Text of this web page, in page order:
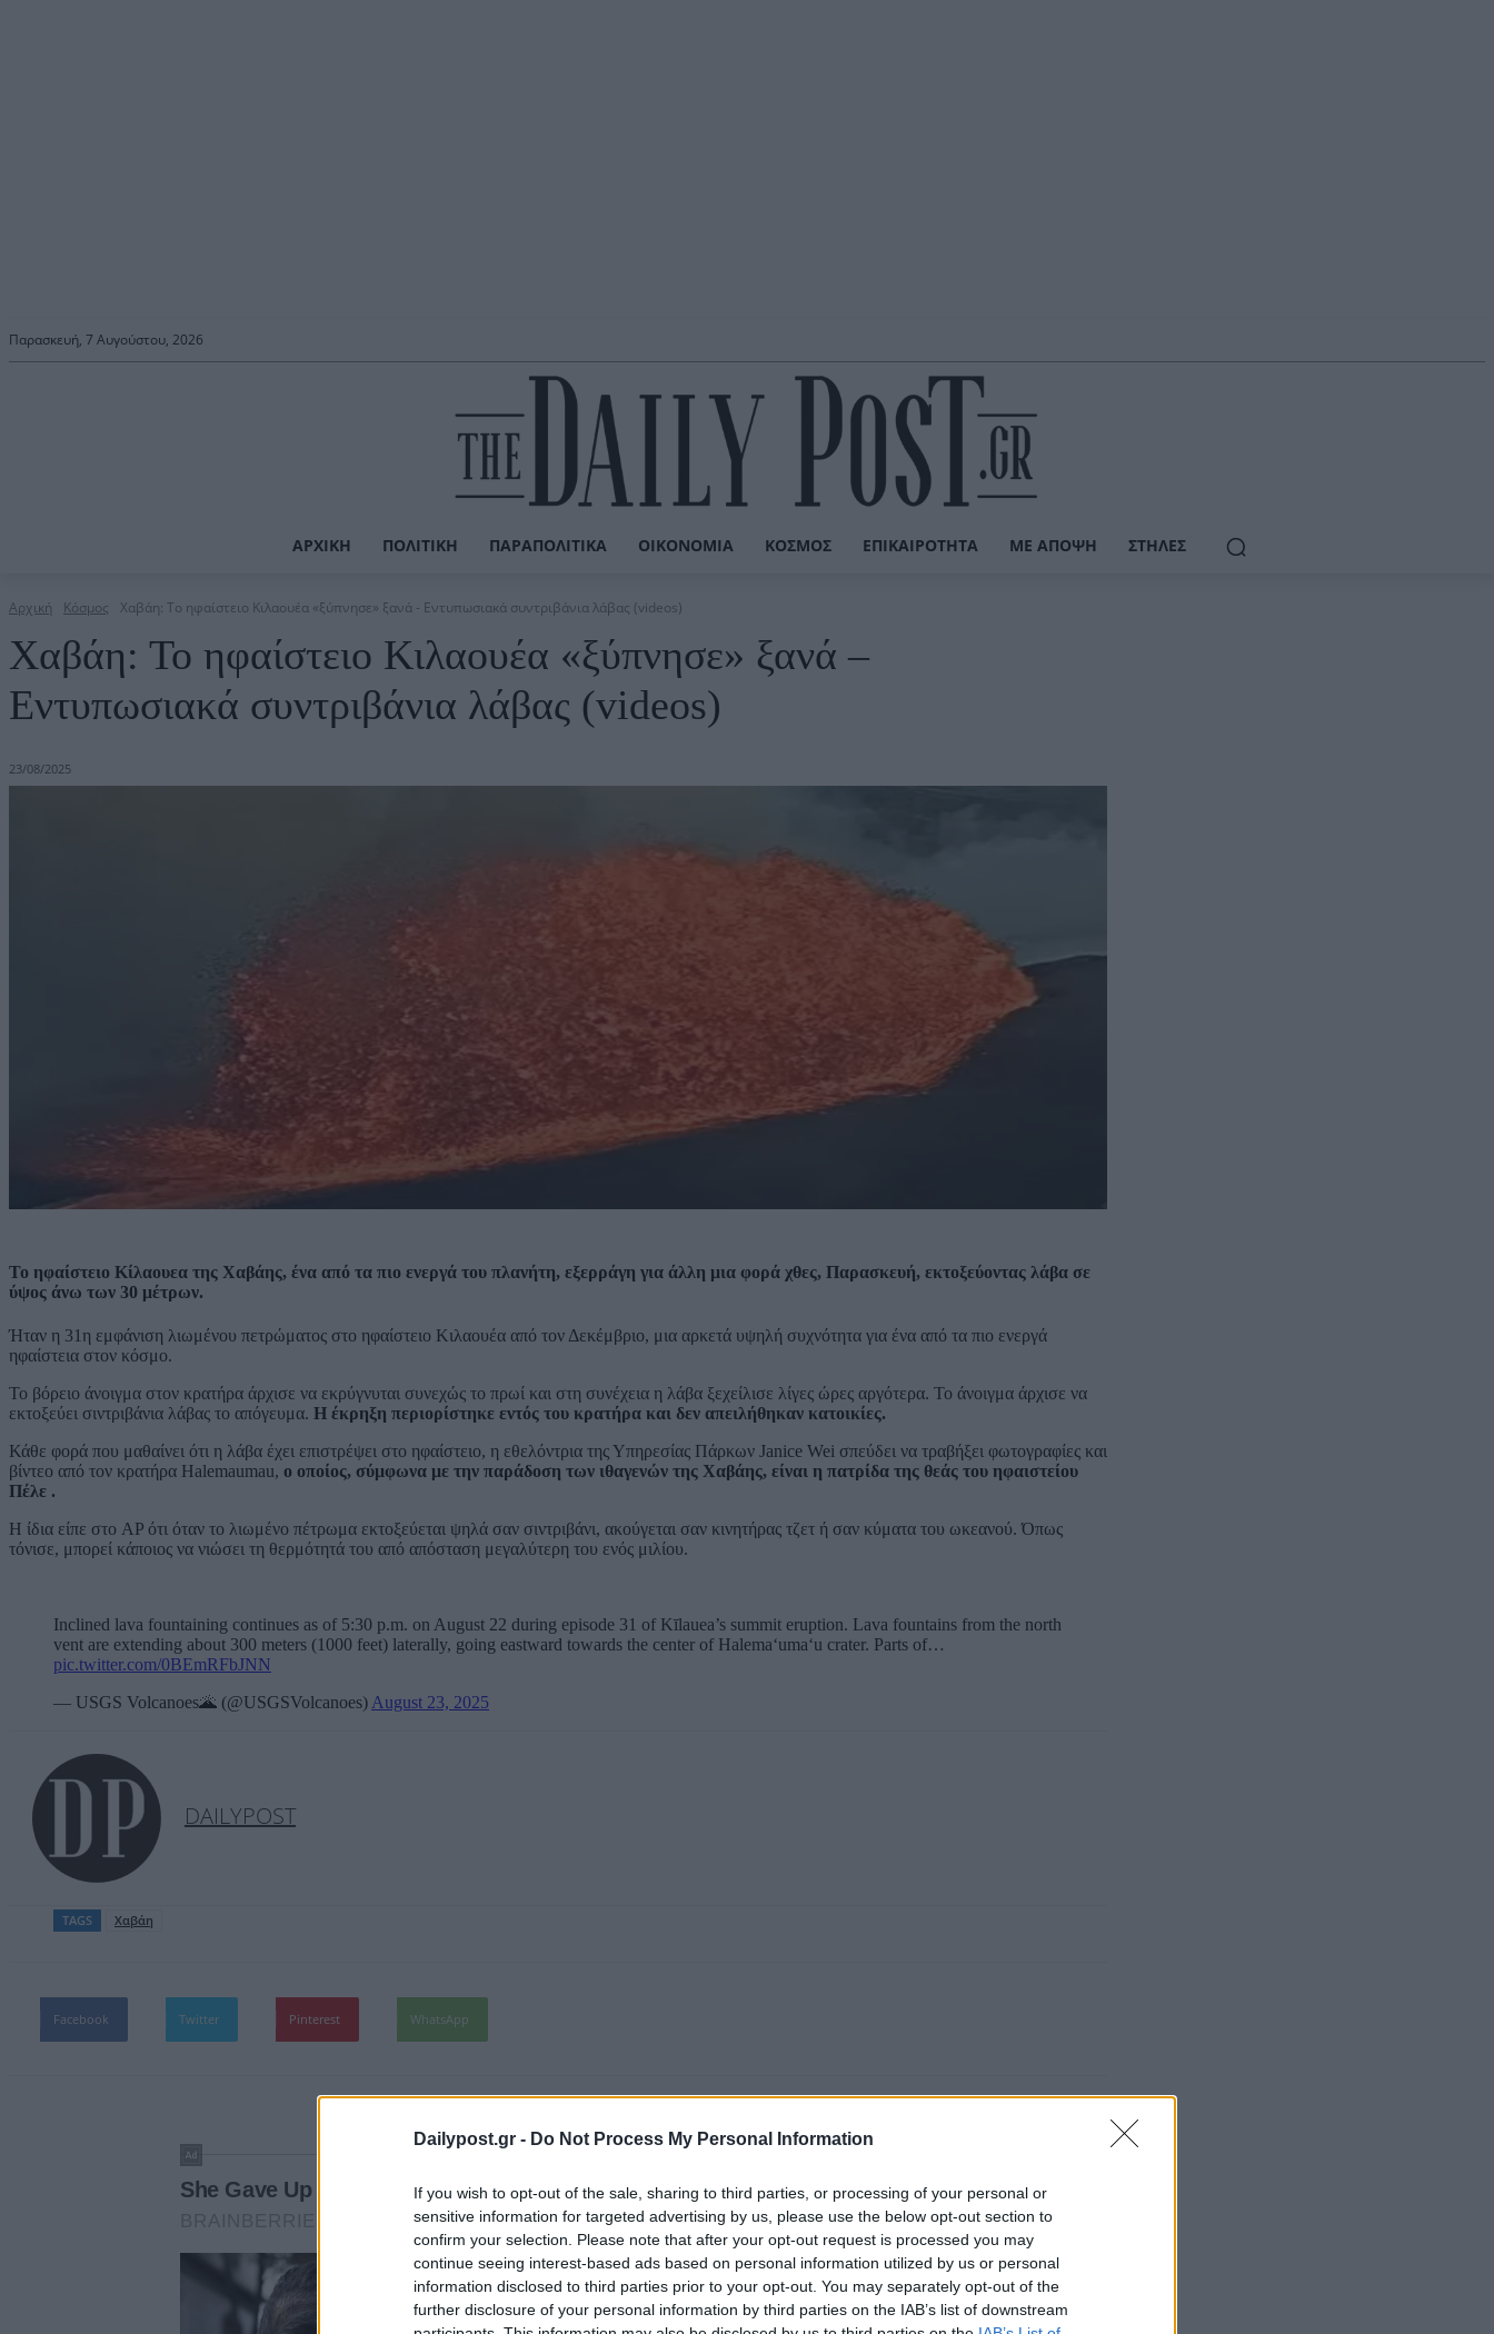
Dailypost.gr - Do Not Process My Personal Information
If you wish to opt-out of the sale, sharing to third parties, or processing of your personal or
sensitive information for targeted advertising by us, please use the below opt-out section to
confirm your selection. Please note that after your opt-out request is processed you may
continue seeing interest-based ads based on personal information utilized by us or personal
information disclosed to third parties prior to your opt-out. You may separately opt-out of the
further disclosure of your personal information by third parties on the IAB’s list of downstream
Παρασκευή, 7 Αυγούστου, 2026
ΑΡΧΙΚΉ ΠΟΛΙΤΙΚΉ ΠΑΡΑΠΟΛΙΤΙΚΆ ΟΙΚΟΝΟΜΊΑ ΚΌΣΜΟΣ ΕΠΙΚΑΙΡΌΤΗΤΑ ΜΕ ΆΠΟΨΗ ΣΤΉΛΕΣ
Αρχική Κόσμος Χαβάη: Το ηφαίστειο Κιλαουέα «ξύπνησε» ξανά - Εντυπωσιακά συντριβάνια λάβας (videos)
Χαβάη: Το ηφαίστειο Κιλαουέα «ξύπνησε» ξανά –
Εντυπωσιακά συντριβάνια λάβας (videos)
23/08/2025
Το ηφαίστειο Κίλαουεα της Χαβάης, ένα από τα πιο ενεργά του πλανήτη, εξερράγη για άλλη μια φορά χθες, Παρασκευή, εκτοξεύοντας λάβα σε
ύψος άνω των 30 μέτρων.
Ήταν η 31η εμφάνιση λιωμένου πετρώματος στο ηφαίστειο Κιλαουέα από τον Δεκέμβριο, μια αρκετά υψηλή συχνότητα για ένα από τα πιο ενεργά
ηφαίστεια στον κόσμο.
Το βόρειο άνοιγμα στον κρατήρα άρχισε να εκρύγνυται συνεχώς το πρωί και στη συνέχεια η λάβα ξεχείλισε λίγες ώρες αργότερα. Το άνοιγμα άρχισε να
εκτοξεύει σιντριβάνια λάβας το απόγευμα. Η έκρηξη περιορίστηκε εντός του κρατήρα και δεν απειλήθηκαν κατοικίες.
Κάθε φορά που μαθαίνει ότι η λάβα έχει επιστρέψει στο ηφαίστειο, η εθελόντρια της Υπηρεσίας Πάρκων Janice Wei σπεύδει να τραβήξει φωτογραφίες και
βίντεο από τον κρατήρα Halemaumau, ο οποίος, σύμφωνα με την παράδοση των ιθαγενών της Χαβάης, είναι η πατρίδα της θεάς του ηφαιστείου
Πέλε .
Η ίδια είπε στο AP ότι όταν το λιωμένο πέτρωμα εκτοξεύεται ψηλά σαν σιντριβάνι, ακούγεται σαν κινητήρας τζετ ή σαν κύματα του ωκεανού. Όπως
τόνισε, μπορεί κάποιος να νιώσει τη θερμότητά του από απόσταση μεγαλύτερη του ενός μιλίου.
Inclined lava fountaining continues as of 5:30 p.m. on August 22 during episode 31 of Kīlauea’s summit eruption. Lava fountains from the north
vent are extending about 300 meters (1000 feet) laterally, going eastward towards the center of Halemaʻumaʻu crater. Parts of…
pic.twitter.com/0BEmRFbJNN
— USGS Volcanoes🌋 (@USGSVolcanoes) August 23, 2025
DAILYPOST
TAGS Χαβάη
Facebook Twitter Pinterest WhatsApp